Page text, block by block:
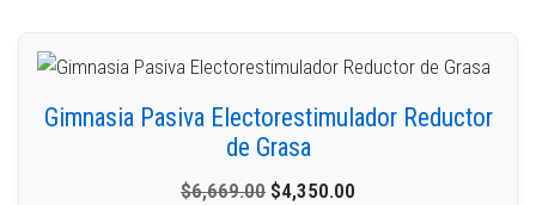
Gimnasia Pasiva Electorestimulador Reductor
de Grasa
$6,669.00 $4,350.00